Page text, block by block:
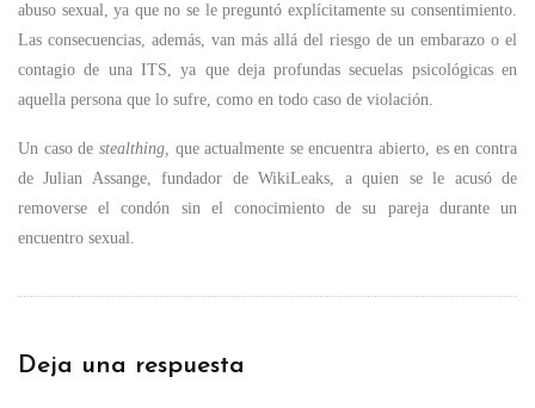
abuso sexual, ya que no se le preguntó explícitamente su consentimiento.
Las consecuencias, además, van más allá del riesgo de un embarazo o el
contagio de una ITS, ya que deja profundas secuelas psicológicas en
aquella persona que lo sufre, como en todo caso de violación.
Un caso de stealthing, que actualmente se encuentra abierto, es en contra
de Julian Assange, fundador de WikiLeaks, a quien se le acusó de
removerse el condón sin el conocimiento de su pareja durante un
encuentro sexual.
Deja una respuesta